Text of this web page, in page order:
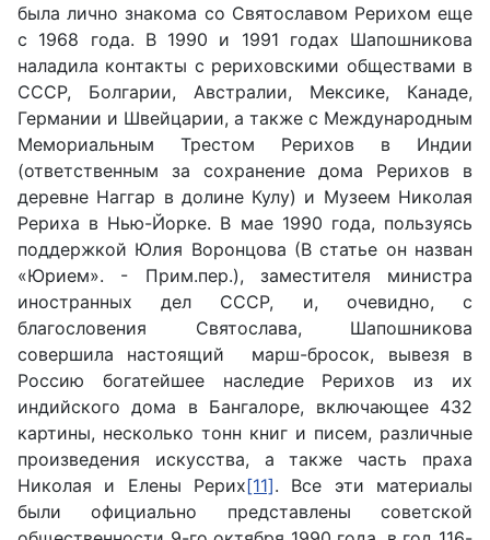
была лично знакома со Святославом Рерихом еще
с 1968 года. В 1990 и 1991 годах Шапошникова
наладила контакты с рериховскими обществами в
СССР, Болгарии, Австралии, Мексике, Канаде,
Германии и Швейцарии, а также с Международным
Мемориальным Трестом Рерихов в Индии
(ответственным за сохранение дома Рерихов в
деревне Наггар в долине Кулу) и Музеем Николая
Рериха в Нью-Йорке. В мае 1990 года, пользуясь
поддержкой Юлия Воронцова (В статье он назван
«Юрием». - Прим.пер.), заместителя министра
иностранных дел СССР, и, очевидно, с
благословения Святослава, Шапошникова
совершила настоящий марш-бросок, вывезя в
Россию богатейшее наследие Рерихов из их
индийского дома в Бангалоре, включающее 432
картины, несколько тонн книг и писем, различные
произведения искусства, а также часть праха
Николая и Елены Рерих[11]. Все эти материалы
были официально представлены советской